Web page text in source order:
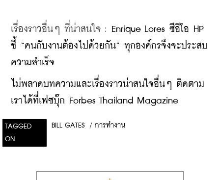
เรื่องราวอื่นๆ ที่น่าสนใจ : Enrique Lores ซีอีโอ HP
ชี้ “คนกับงานต้องไปด้วยกัน” ทุกองค์กรจึงจะประสบ
ความสำเร็จ
ไม่พลาดบทความและเรื่องราวน่าสนใจอื่นๆ ติดตาม
เราได้ที่เฟซบุ๊ก Forbes Thailand Magazine
TAGGED
ON
BILL GATES / การทำงาน